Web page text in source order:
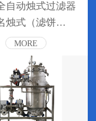
自动烛式过滤器
烛式（滤饼…
MORE